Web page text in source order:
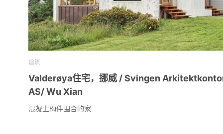
建筑
Valderøya住宅，挪威 / Svingen
AS/ Wu Xian
混凝土构件围合的家